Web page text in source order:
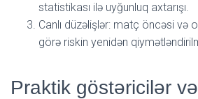
statistikası ilə uyğunluq axtarışı.
Canlı düzəlişlər: matç öncəsi və
görə riskin yenidən
Praktik göstəricilər